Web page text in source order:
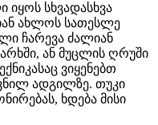
იყოს სხვადასხვა
ახლოს სათესლე
ჩარევა ძალიან
ან მუცლის ღრუში
ვიყენებთ
ადგილზე. თუკი
ხდება მისი